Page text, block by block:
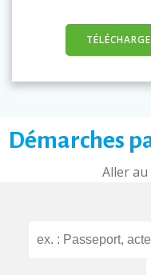
Démarches
Aller